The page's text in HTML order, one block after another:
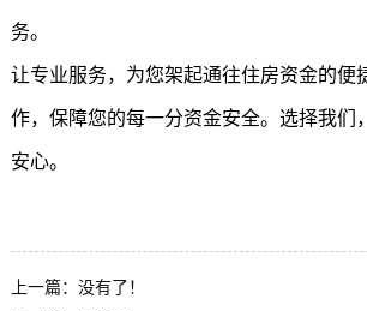
务。
让专业服务，为您架起通往住房资金的便
作，保障您的每一分资金安全。选择我们
安心。
上一篇：没有了！